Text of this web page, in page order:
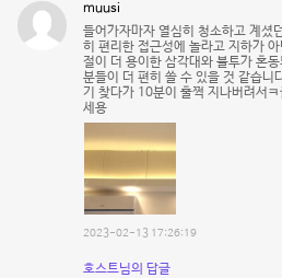
muusi
들어가자마자 열심히 청소하고 계셨
히 편리한 접근성에 놀라고 지하가
절이 더 용이한 삼각대와 블투가 혼
분들이 더 편히 쓸 수 있을 것 같습니
기 찾다가 10분이 훌쩍 지나버려서
세용
2023-02-13 17:26:19
호스트님의 답글